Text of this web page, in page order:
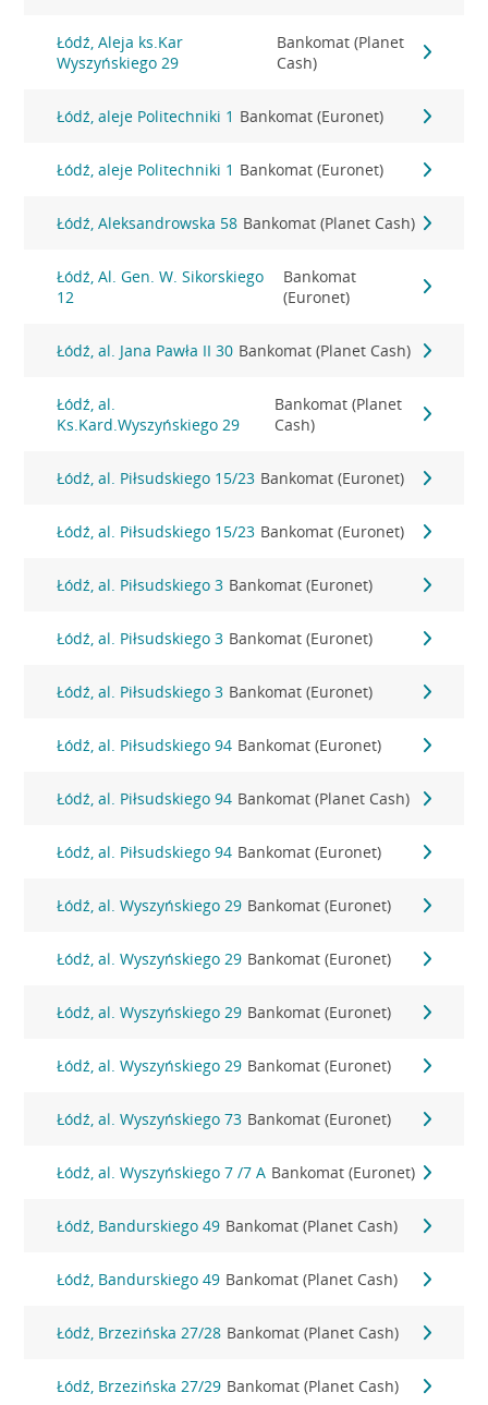
Łódź, Aleja ks.Kar
Wyszyńskiego 29
Bankomat (Planet
Cash)
Łódź, aleje Politechniki 1 Bankomat (Euronet)
Łódź, aleje Politechniki 1 Bankomat (Euronet)
Łódź, Aleksandrowska 58 Bankomat (Planet Cash)
Łódź, Al. Gen. W. Sikorskiego
12
Bankomat
(Euronet)
Łódź, al. Jana Pawła II 30 Bankomat (Planet Cash)
Łódź, al.
Ks.Kard.Wyszyńskiego 29
Bankomat (Planet
Cash)
Łódź, al. Piłsudskiego 15/23 Bankomat (Euronet)
Łódź, al. Piłsudskiego 15/23 Bankomat (Euronet)
Łódź, al. Piłsudskiego 3 Bankomat (Euronet)
Łódź, al. Piłsudskiego 3 Bankomat (Euronet)
Łódź, al. Piłsudskiego 3 Bankomat (Euronet)
Łódź, al. Piłsudskiego 94 Bankomat (Euronet)
Łódź, al. Piłsudskiego 94 Bankomat (Planet Cash)
Łódź, al. Piłsudskiego 94 Bankomat (Euronet)
Łódź, al. Wyszyńskiego 29 Bankomat (Euronet)
Łódź, al. Wyszyńskiego 29 Bankomat (Euronet)
Łódź, al. Wyszyńskiego 29 Bankomat (Euronet)
Łódź, al. Wyszyńskiego 29 Bankomat (Euronet)
Łódź, al. Wyszyńskiego 73 Bankomat (Euronet)
Łódź, al. Wyszyńskiego 7 /7 A Bankomat (Euronet)
Łódź, Bandurskiego 49 Bankomat (Planet Cash)
Łódź, Bandurskiego 49 Bankomat (Planet Cash)
Łódź, Brzezińska 27/28 Bankomat (Planet Cash)
Łódź, Brzezińska 27/29 Bankomat (Planet Cash)